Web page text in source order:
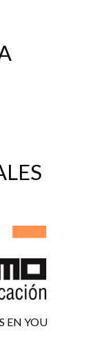
EN YOU